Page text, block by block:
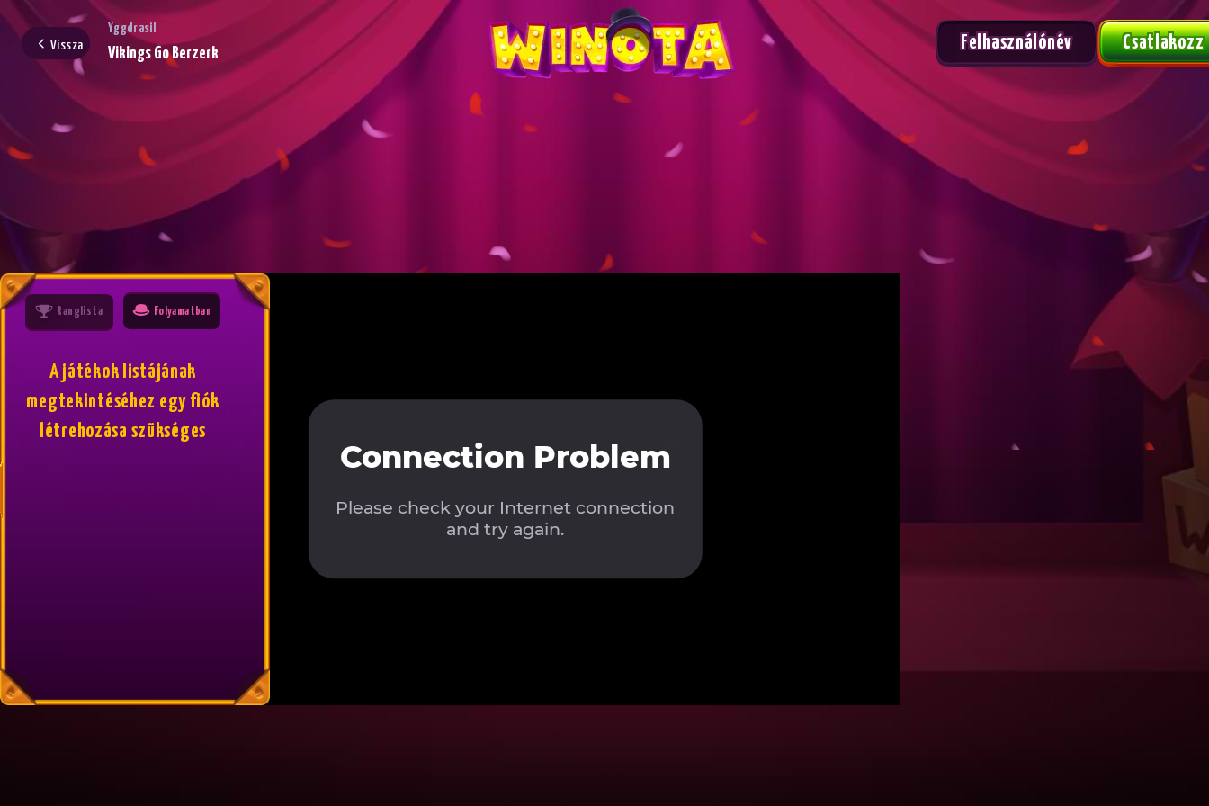
Vissza
Yggdrasil
Vikings Go Berzerk
Felhasználónév Csatlakozz
Ranglista Folyamatban
A játékok listájának
megtekintéséhez egy fiók
létrehozása szükséges